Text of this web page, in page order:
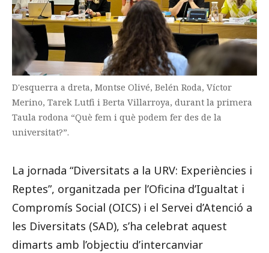
D'esquerra a dreta, Montse Olivé, Belén Roda, Víctor
Merino, Tarek Lutfi i Berta Villarroya, durant la primera
Taula rodona “Què fem i què podem fer des de la
universitat?”.
La jornada “Diversitats a la URV: Experiències i
Reptes”, organitzada per l’Oficina d’Igualtat i
Compromís Social (OICS) i el Servei d’Atenció a
les Diversitats (SAD), s’ha celebrat aquest
dimarts amb l’objectiu d’intercanviar